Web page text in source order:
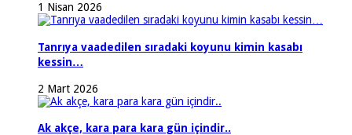
1 Nisan 2026
Tanrıya vaadedilen sıradaki koyunu kimin kasabı
kessin…
2 Mart 2026
Ak akçe, kara para kara gün içindir..